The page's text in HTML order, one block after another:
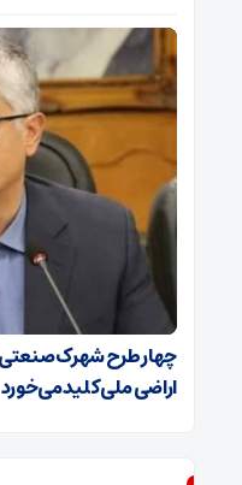
اراضی ملی کلید می‌خورد